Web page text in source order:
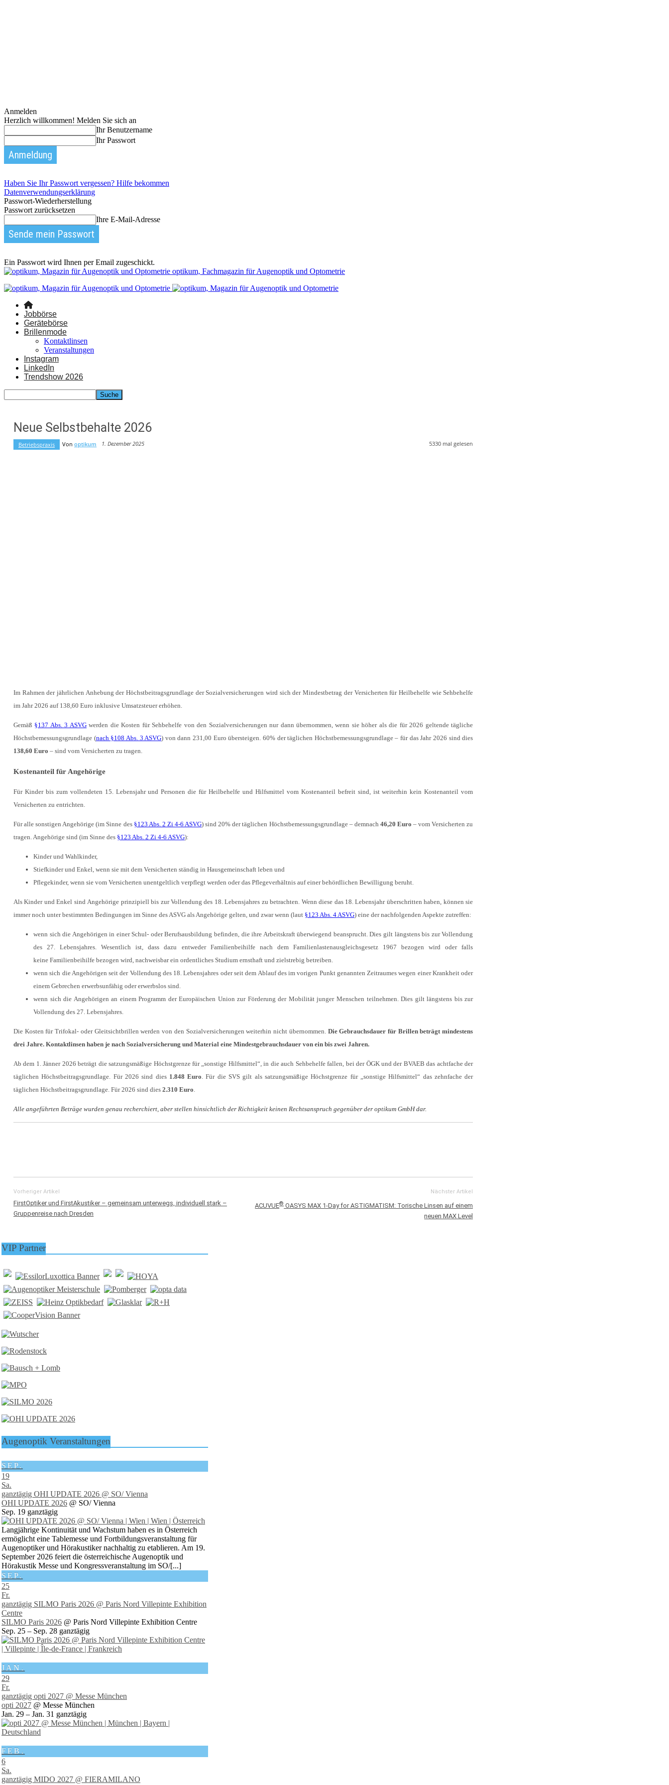
Anmelden
Herzlich willkommen! Melden Sie sich an
Ihr Benutzername
Ihr Passwort
Haben Sie Ihr Passwort vergessen? Hilfe bekommen
Datenverwendungserklärung
Passwort-Wiederherstellung
Passwort zurücksetzen
Ihre E-Mail-Adresse
Ein Passwort wird Ihnen per Email zugeschickt.
optikum, Fachmagazin für Augenoptik und Optometrie
Jobbörse
Gerätebörse
Brillenmode
Kontaktlinsen
Veranstaltungen
Instagram
LinkedIn
Trendshow 2026
Neue Selbstbehalte 2026
Betriebspraxis Von optikum 1. Dezember 2025 5330 mal gelesen
Im Rahmen der jährlichen Anhebung der Höchstbeitragsgrundlage der Sozialversicherungen wird sich der Mindestbetrag der Versicherten für Heilbehelfe wie Sehbehelfe
im Jahr 2026 auf 138,60 Euro inklusive Umsatzsteuer erhöhen.
Gemäß §137 Abs. 3 ASVGwerden die Kosten für Sehbehelfe von den Sozialversicherungen nur dann übernommen, wenn sie höher als die für 2026 geltende tägliche
Höchstbemessungsgrundlage (nach §108 Abs. 3 ASVG) von dann 231,00 Euro übersteigen. 60% der täglichen Höchstbemessungsgrundlage – für das Jahr 2026 sind dies
138,60 Euro – sind vom Versicherten zu tragen.
Kostenanteil für Angehörige
Für Kinder bis zum vollendeten 15. Lebensjahr und Personen die für Heilbehelfe und Hilfsmittel vom Kostenanteil befreit sind, ist weiterhin kein Kostenanteil vom
Versicherten zu entrichten.
Für alle sonstigen Angehörige (im Sinne des §123 Abs. 2 Zi 4-6 ASVG) sind 20% der täglichen Höchstbemessungsgrundlage – demnach 46,20 Euro – vom Versicherten zu
tragen. Angehörige sind (im Sinne des §123 Abs. 2 Zi 4-6 ASVG):
Kinder und Wahlkinder,
Stiefkinder und Enkel, wenn sie mit dem Versicherten ständig in Hausgemeinschaft leben und
Pflegekinder, wenn sie vom Versicherten unentgeltlich verpflegt werden oder das Pflegeverhältnis auf einer behördlichen Bewilligung beruht.
Als Kinder und Enkel sind Angehörige prinzipiell bis zur Vollendung des 18. Lebensjahres zu betrachten. Wenn diese das 18. Lebensjahr überschritten haben, können sie
immer noch unter bestimmten Bedingungen im Sinne des ASVG als Angehörige gelten, und zwar wenn (laut §123 Abs. 4 ASVG) eine der nachfolgenden Aspekte zutreffen:
wenn sich die Angehörigen in einer Schul- oder Berufsausbildung befinden, die ihre Arbeitskraft überwiegend beansprucht. Dies gilt längstens bis zur Vollendung
des 27. Lebensjahres. Wesentlich ist, dass dazu entweder Familienbeihilfe nach dem Familienlastenausgleichsgesetz 1967 bezogen wird oder falls
keine Familienbeihilfe bezogen wird, nachweisbar ein ordentliches Studium ernsthaft und zielstrebig betreiben.
wenn sich die Angehörigen seit der Vollendung des 18. Lebensjahres oder seit dem Ablauf des im vorigen Punkt genannten Zeitraumes wegen einer Krankheit oder
einem Gebrechen erwerbsunfähig oder erwerbslos sind.
wenn sich die Angehörigen an einem Programm der Europäischen Union zur Förderung der Mobilität junger Menschen teilnehmen. Dies gilt längstens bis zur
Vollendung des 27. Lebensjahres.
Die Kosten für Trifokal- oder Gleitsichtbrillen werden von den Sozialversicherungen weiterhin nicht übernommen. Die Gebrauchsdauer für Brillen beträgt mindestens
drei Jahre. Kontaktlinsen haben je nach Sozialversicherung und Material eine Mindestgebrauchsdauer von ein bis zwei Jahren.
Ab dem 1. Jänner 2026 beträgt die satzungsmäßige Höchstgrenze für „sonstige Hilfsmittel“, in die auch Sehbehelfe fallen, bei der ÖGK und der BVAEB das achtfache der
täglichen Höchstbeitragsgrundlage. Für 2026 sind dies 1.848 Euro. Für die SVS gilt als satzungsmäßige Höchstgrenze für „sonstige Hilfsmittel“ das zehnfache der
täglichen Höchstbeitragsgrundlage. Für 2026 sind dies 2.310 Euro.
Alle angeführten Beträge wurden genau recherchiert, aber stellen hinsichtlich der Richtigkeit keinen Rechtsanspruch gegenüber der optikum GmbH dar.
Vorheriger Artikel
FirstOptiker und FirstAkustiker – gemeinsam unterwegs, individuell stark –
Gruppenreise nach Dresden
Nächster Artikel
ACUVUE®OASYS MAX 1-Day for ASTIGMATISM: Torische Linsen auf einem
neuen MAX Level
VIP Partner
Augenoptik Veranstaltungen
SEP.
19
Sa.
ganztägig OHI UPDATE 2026 @ SO/ Vienna
OHI UPDATE 2026 @ SO/ Vienna
Sep. 19 ganztägig
Langjährige Kontinuität und Wachstum haben es in Österreich
ermöglicht eine Tablemesse und Fortbildungsveranstaltung für
Augenoptiker und Hörakustiker nachhaltig zu etablieren. Am 19.
September 2026 feiert die österreichische Augenoptik und
Hörakustik Messe und Kongressveranstaltung im SO/[...]
SEP.
25
Fr.
ganztägig SILMO Paris 2026 @ Paris Nord Villepinte Exhibition
Centre
SILMO Paris 2026 @ Paris Nord Villepinte Exhibition Centre
Sep. 25 – Sep. 28 ganztägig
JAN.
29
Fr.
ganztägig opti 2027 @ Messe München
opti 2027 @ Messe München
Jan. 29 – Jan. 31 ganztägig
FEB.
6
Sa.
ganztägig MIDO 2027 @ FIERAMILANO